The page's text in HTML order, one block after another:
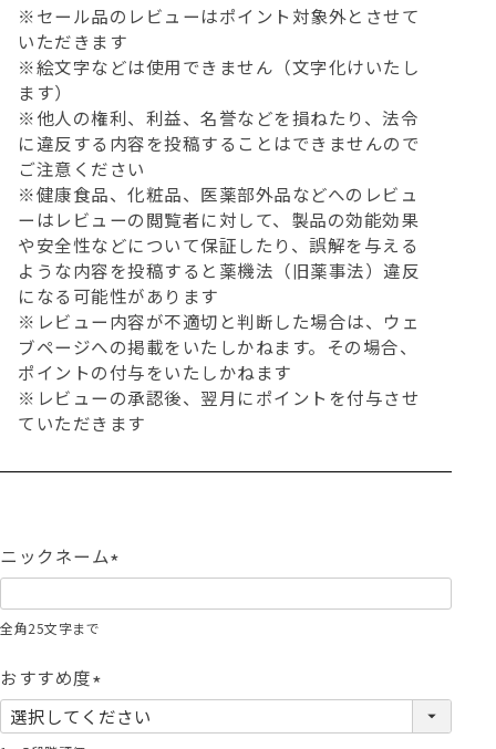
※セール品のレビューはポイント対象外とさせて
いただきます
※絵文字などは使用できません（文字化けいたし
ます）
※他人の権利、利益、名誉などを損ねたり、法令
に違反する内容を投稿することはできませんので
ご注意ください
※健康食品、化粧品、医薬部外品などへのレビュ
ーはレビューの閲覧者に対して、製品の効能効果
や安全性などについて保証したり、誤解を与える
ような内容を投稿すると薬機法（旧薬事法）違反
になる可能性があります
※レビュー内容が不適切と判断した場合は、ウェ
ブページへの掲載をいたしかねます。その場合、
ポイントの付与をいたしかねます
※レビューの承認後、翌月にポイントを付与させ
ていただきます
ニックネーム
必
全角25文字まで
おすすめ度
(
必